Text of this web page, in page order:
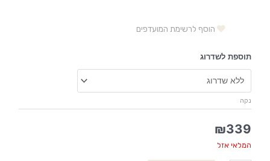
הוסף לרשימת המועדפים
תוספת לשדרוג
נקה
₪339
המלאי אזל